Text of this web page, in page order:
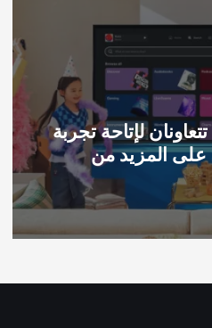
سامسونج وSpotify تتعاونان لإتاحة تجربة
Spotify Premium على المزيد من